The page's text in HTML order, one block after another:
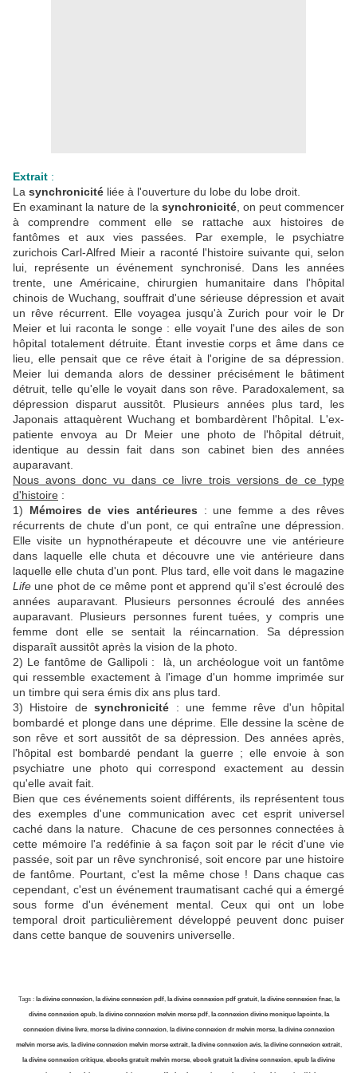
Extrait :
La synchronicité liée à l'ouverture du lobe du lobe droit.
En examinant la nature de la synchronicité, on peut commencer
à comprendre comment elle se rattache aux histoires de
fantômes et aux vies passées. Par exemple, le psychiatre
zurichois Carl-Alfred Mieir a raconté l'histoire suivante qui, selon
lui, représente un événement synchronisé. Dans les années
trente, une Américaine, chirurgien humanitaire dans l'hôpital
chinois de Wuchang, souffrait d'une sérieuse dépression et avait
un rêve récurrent. Elle voyagea jusqu'à Zurich pour voir le Dr
Meier et lui raconta le songe : elle voyait l'une des ailes de son
hôpital totalement détruite. Étant investie corps et âme dans ce
lieu, elle pensait que ce rêve était à l'origine de sa dépression.
Meier lui demanda alors de dessiner précisément le bâtiment
détruit, telle qu'elle le voyait dans son rêve. Paradoxalement, sa
dépression disparut aussitôt. Plusieurs années plus tard, les
Japonais attaquèrent Wuchang et bombardèrent l'hôpital. L'ex-
patiente envoya au Dr Meier une photo de l'hôpital détruit,
identique au dessin fait dans son cabinet bien des années
auparavant.
Nous avons donc vu dans ce livre trois versions de ce type
d'histoire :
1) Mémoires de vies antérieures : une femme a des rêves
récurrents de chute d'un pont, ce qui entraîne une dépression.
Elle visite un hypnothérapeute et découvre une vie antérieure
dans laquelle elle chuta et découvre une vie antérieure dans
laquelle elle chuta d'un pont. Plus tard, elle voit dans le magazine
Life une phot de ce même pont et apprend qu'il s'est écroulé des
années auparavant. Plusieurs personnes écroulé des années
auparavant. Plusieurs personnes furent tuées, y compris une
femme dont elle se sentait la réincarnation. Sa dépression
disparaît aussitôt après la vision de la photo.
2) Le fantôme de Gallipoli : là, un archéologue voit un fantôme
qui ressemble exactement à l'image d'un homme imprimée sur
un timbre qui sera émis dix ans plus tard.
3) Histoire desynchronicité : une femme rêve d'un hôpital
bombardé et plonge dans une déprime. Elle dessine la scène de
son rêve et sort aussitôt de sa dépression. Des années après,
l'hôpital est bombardé pendant la guerre ; elle envoie à son
psychiatre une photo qui correspond exactement au dessin
qu'elle avait fait.
Bien que ces événements soient différents, ils représentent tous
des exemples d'une communication avec cet esprit universel
caché dans la nature. Chacune de ces personnes connectées à
cette mémoire l'a redéfinie à sa façon soit par le récit d'une vie
passée, soit par un rêve synchronisé, soit encore par une histoire
de fantôme. Pourtant, c'est la même chose ! Dans chaque cas
cependant, c'est un événement traumatisant caché qui a émergé
sous forme d'un événement mental. Ceux qui ont un lobe
temporal droit particulièrement développé peuvent donc puiser
dans cette banque de souvenirs universelle.
Tags : la divine connexion, la divine connexion pdf, la divine connexion pdf gratuit, la divine connexion fnac, la
divine connexion epub, la divine connexion melvin morse pdf, la connexion divine monique lapointe, la
connexion divine livre,morse la divine connexion, la divine connexion dr melvin morse, la divine connexion
melvin morse avis, la divine connexion melvin morse extrait,la divine connexion avis, la divine connexion extrait,
la divine connexion critique, ebooks gratuit melvin morse, ebook gratuit la divine connexion, epub la divine